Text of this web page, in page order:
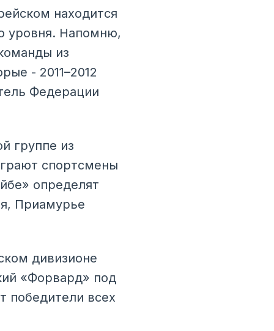
находится
уровня. Напомню,
из
- 2011–2012
Федерации
группе из
спортсмены
определят
Приамурье
дивизионе
«Форвард» под
победители всех